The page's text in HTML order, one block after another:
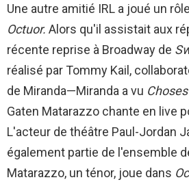
Une autre amitié IRL a joué un
Octuor. Alors qu'il assistait aux
récente reprise à Broadway de
réalisé par Tommy Kail,
de Miranda—Miranda a vu
Gaten Matarazzo chante en live
L'acteur de théâtre Paul-Jordan
également partie de l'ensemble
Matarazzo, un ténor, joue dans